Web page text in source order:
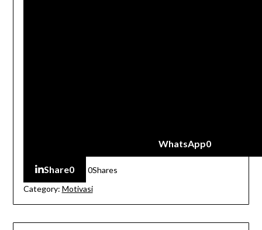
WhatsApp0
Share0 0Shares
Category: Motivasi